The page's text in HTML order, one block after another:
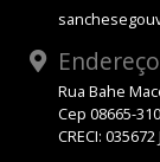
Endereço
Rua Bahe
Cep 08665-310
CRECI: 035672 J